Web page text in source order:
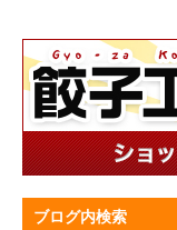
ブログ内検索